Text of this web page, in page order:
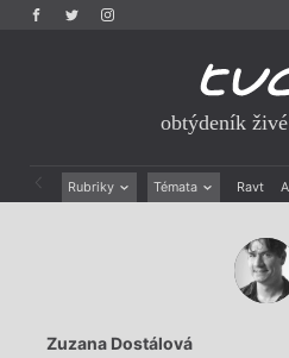
obtýdeník
Rubriky Témata Ravt
Rozhovory
Dokument
Zuzana Dostálová